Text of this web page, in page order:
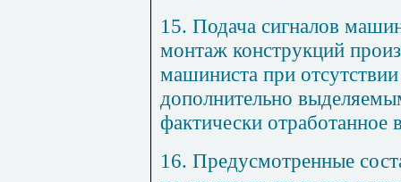
15. Подача сигналов
монтаж конструкций
машиниста при
дополнительно
фактически отработанное
16. Предусмотренные